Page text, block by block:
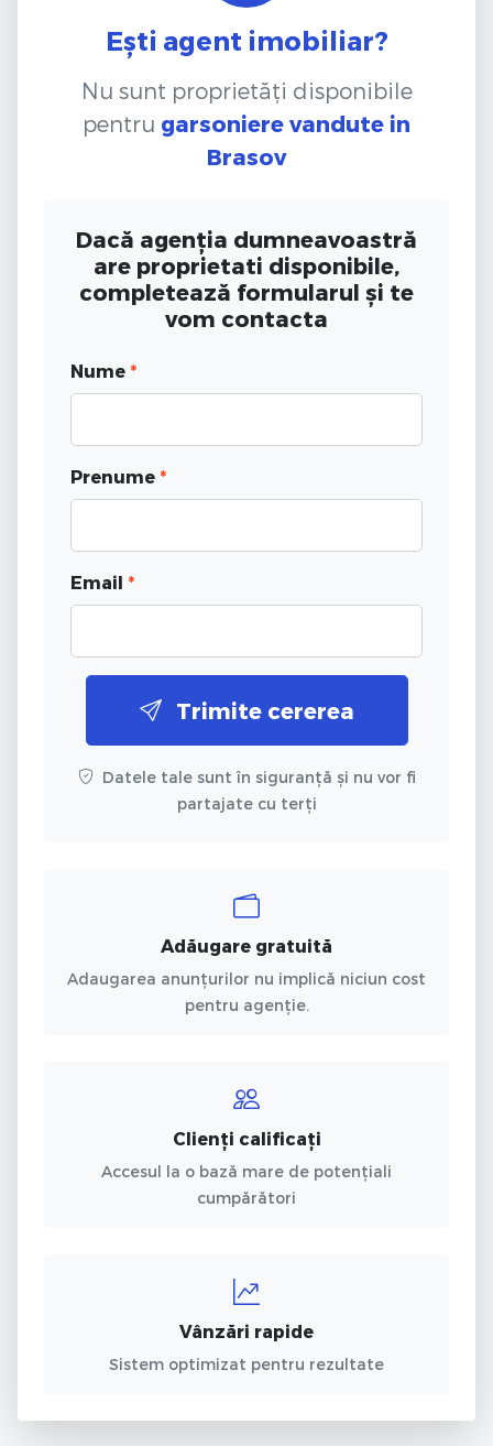
Ești agent imobiliar?
Nu sunt proprietăți disponibile
pentru garsoniere vandute in
Brasov
Dacă agenția dumneavoastră
are proprietati disponibile,
completează formularul și te
vom contacta
Nume *
Prenume *
Email *
Trimite cererea
Datele tale sunt în siguranță și nu vor fi
partajate cu terți
Adăugare gratuită
Adaugarea anunțurilor nu implică niciun cost
pentru agenție.
Clienți calificați
Accesul la o bază mare de potențiali
cumpărători
Vânzări rapide
Sistem optimizat pentru rezultate